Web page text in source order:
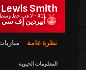
Lewis Smith
#11 - لاعب خط وسط
أبيردين إف سي
نظرة عامة
المعلومات الحيوية